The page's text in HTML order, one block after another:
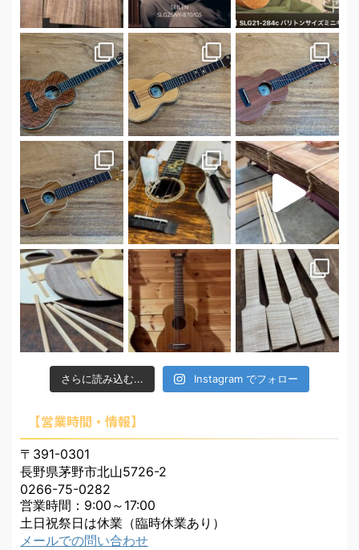
さらに読み込む... Instagram でフォロー
【営業時間・情報】
〒391-0301
長野県茅野市北山5726-2
0266-75-0282
営業時間：9:00～17:00
土日祝祭日は休業（臨時休業あり）
メールでの問い合わせ